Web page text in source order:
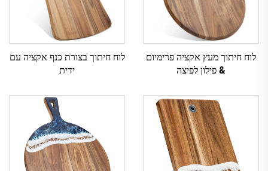
לוח חיתוך מעץ אקציה פרימיום
& פילון לפיצה
לוח חיתוך בצורת כנף אקציה עם
ידית